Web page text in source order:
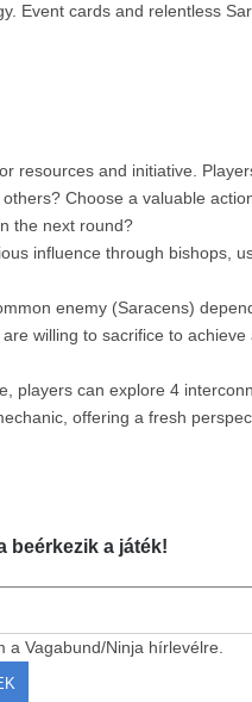
Event cards and relentless
resources and initiative.
Choose a valuable
the next round?
influence through bishops,
enemy (Saracens)
willing to sacrifice to achieve
players can explore 4
offering a fresh
beérkezik a játék!
a Vagabund/Ninja hírlevélre.